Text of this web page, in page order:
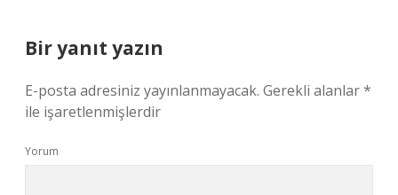
Bir yanıt yazın
E-posta adresiniz yayınlanmayacak. Gerekli alanlar*
ile işaretlenmişlerdir
Yorum